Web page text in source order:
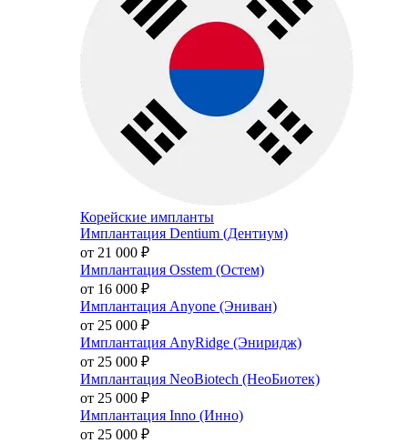
Корейские импланты
Имплантация Dentium (Дентиум)
от 21 000 ₽
Имплантация Osstem (Остем)
от 16 000 ₽
Имплантация Anyone (Эниван)
от 25 000 ₽
Имплантация AnyRidge (Эниридж)
от 25 000 ₽
Имплантация NeoBiotech (НеоБиотек)
от 25 000 ₽
Имплантация Inno (Инно)
от 25 000 ₽